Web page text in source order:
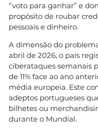
“voto para ganhar” e
propósito de roubar
pessoais e dinheiro.
A dimensão do
abril de 2026, o país
ciberataques semanais
de 11% face ao ano
média europeia. Este
adeptos portugueses
bilhetes ou
durante o Mundial.